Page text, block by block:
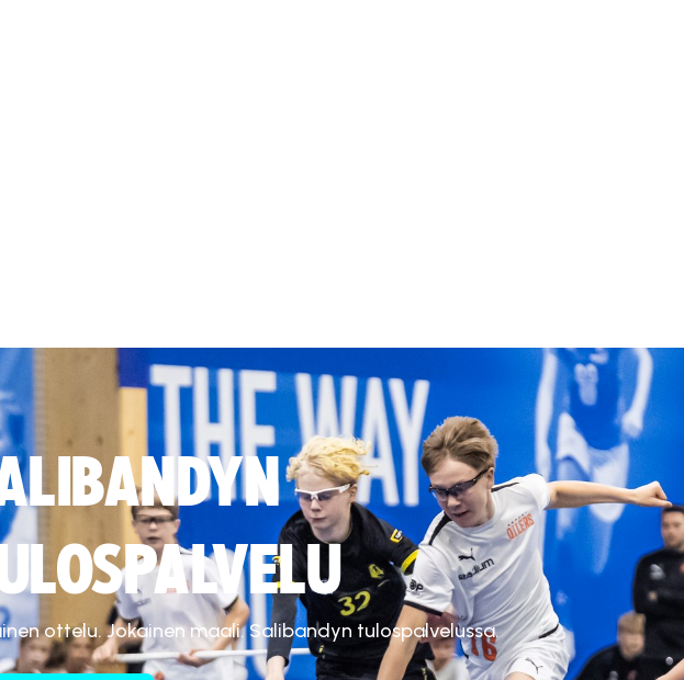
ottelu. Jokainen maali. Salibandyn tulospalvelussa.